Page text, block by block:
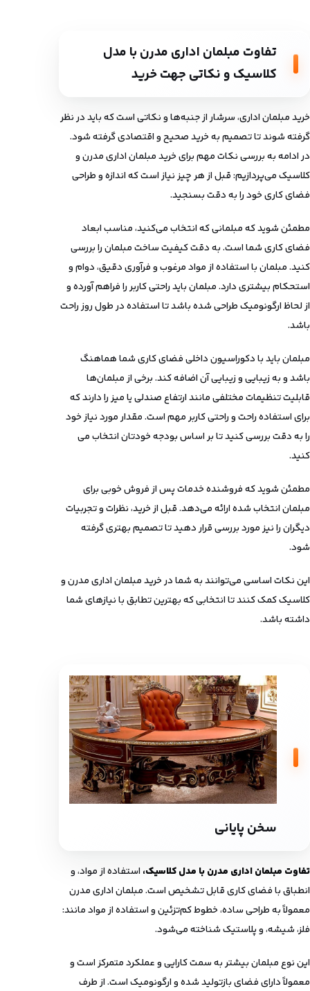
تفاوت مبلمان اداری مدرن با مدل
کلاسیک و نکاتی جهت خرید
خرید مبلمان اداری، سرشار از جنبه‌ها و نکاتی است که باید در نظر
گرفته شوند تا تصمیم به خرید صحیح و اقتصادی گرفته شود.
در ادامه به بررسی نکات مهم برای خرید مبلمان اداری مدرن و
کلاسیک می‌پردازیم: قبل از هر چیز نیاز است که اندازه و طراحی
فضای کاری خود را به دقت بسنجید.
مطمئن شوید که مبلمانی که انتخاب می‌کنید، مناسب ابعاد
فضای کاری شما است. به دقت کیفیت ساخت مبلمان را بررسی
کنید. مبلمان با استفاده از مواد مرغوب و فرآوری دقیق، دوام و
استحکام بیشتری دارد. مبلمان باید راحتی کاربر را فراهم آورده و
از لحاظ ارگونومیک طراحی شده باشد تا استفاده در طول روز راحت
باشد.
مبلمان باید با دکوراسیون داخلی فضای کاری شما هماهنگ
باشد و به زیبایی و زیبایی آن اضافه کند. برخی از مبلمان‌ها
قابلیت تنظیمات مختلفی مانند ارتفاع صندلی یا میز را دارند که
برای استفاده راحت و راحتی کاربر مهم است. مقدار مورد نیاز خود
را به دقت بررسی کنید تا بر اساس بودجه خودتان انتخاب می
کنید.
مطمئن شوید که فروشنده خدمات پس از فروش خوبی برای
مبلمان انتخاب شده ارائه می‌دهد. قبل از خرید، نظرات و تجربیات
دیگران را نیز مورد بررسی قرار دهید تا تصمیم بهتری گرفته
شود.
این نکات اساسی می‌توانند به شما در خرید مبلمان اداری مدرن و
کلاسیک کمک کنند تا انتخابی که بهترین تطابق با نیازهای شما
داشته باشد.
سخن پایانی
تفاوت مبلمان اداری مدرن با مدل کلاسیک، استفاده از مواد، و
انطباق با فضای کاری قابل تشخیص است. مبلمان اداری مدرن
معمولاً به طراحی ساده، خطوط کم‌تزئین و استفاده از مواد مانند:
فلز، شیشه، و پلاستیک شناخته می‌شود.
این نوع مبلمان بیشتر به سمت کارایی و عملکرد متمرکز است و
معمولاً دارای فضای بازتولید شده و ارگونومیک است. از طرف